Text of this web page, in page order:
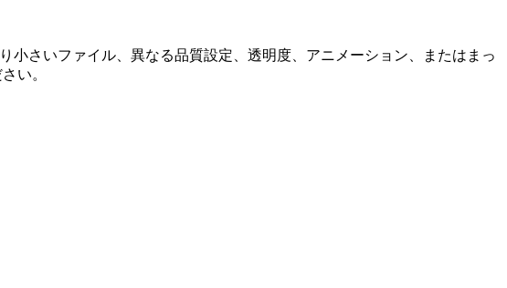
さいファイル、異なる品質設定、透明度、アニメーション、またはまっ
い。